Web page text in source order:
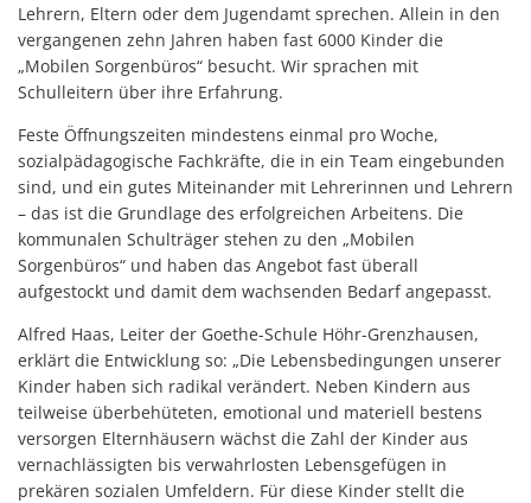
Lehrern, Eltern oder dem Jugendamt sprechen. Allein in den
vergangenen zehn Jahren haben fast 6000 Kinder die
„Mobilen Sorgenbüros“ besucht. Wir sprachen mit
Schulleitern über ihre Erfahrung.
Feste Öffnungszeiten mindestens einmal pro Woche,
sozialpädagogische Fachkräfte, die in ein Team eingebunden
sind, und ein gutes Miteinander mit Lehrerinnen und Lehrern
– das ist die Grundlage des erfolgreichen Arbeitens. Die
kommunalen Schulträger stehen zu den „Mobilen
Sorgenbüros“ und haben das Angebot fast überall
aufgestockt und damit dem wachsenden Bedarf angepasst.
Alfred Haas, Leiter der Goethe-Schule Höhr-Grenzhausen,
erklärt die Entwicklung so: „Die Lebensbedingungen unserer
Kinder haben sich radikal verändert. Neben Kindern aus
teilweise überbehüteten, emotional und materiell bestens
versorgen Elternhäusern wächst die Zahl der Kinder aus
vernachlässigten bis verwahrlosten Lebensgefügen in
prekären sozialen Umfeldern. Für diese Kinder stellt die